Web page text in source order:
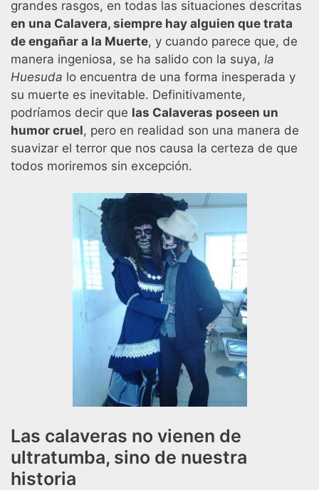
grandes rasgos, en todas las situaciones descritas
en una Calavera, siempre hay alguien que trata
de engañar a la Muerte, y cuando parece que, de
manera ingeniosa, se ha salido con la suya, la
Huesuda lo encuentra de una forma inesperada y
su muerte es inevitable. Definitivamente,
podríamos decir que las Calaveras poseen un
humor cruel, pero en realidad son una manera de
suavizar el terror que nos causa la certeza de que
todos moriremos sin excepción.
Las calaveras no vienen de
ultratumba, sino de nuestra
historia